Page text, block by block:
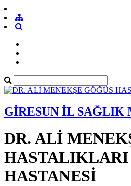
GİRESUN İL SAĞLIK
DR. ALİ
HASTALIKLARI
HASTANESİ